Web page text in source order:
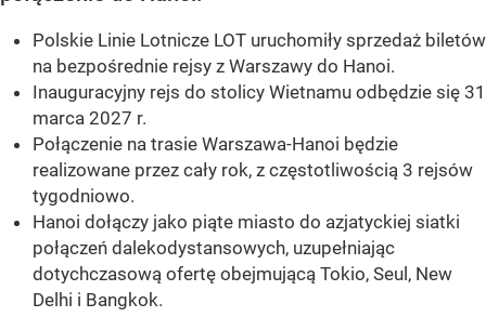
Polskie Linie Lotnicze LOT uruchomiły sprzedaż biletów
na bezpośrednie rejsy z Warszawy do Hanoi.
Inauguracyjny rejs do stolicy Wietnamu odbędzie się 31
marca 2027 r.
Połączenie na trasie Warszawa-Hanoi będzie
realizowane przez cały rok, z częstotliwością 3 rejsów
tygodniowo.
Hanoi dołączy jako piąte miasto do azjatyckiej siatki
połączeń dalekodystansowych, uzupełniając
dotychczasową ofertę obejmującą Tokio, Seul, New
Delhi i Bangkok.